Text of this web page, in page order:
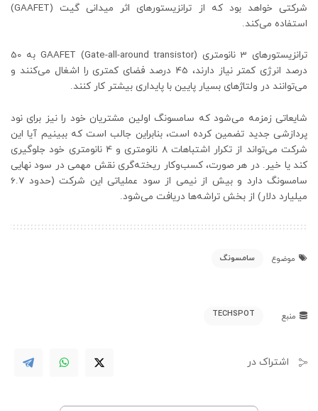
شرکتی خواهد بود که از ترانزیستورهای اثر میدانی گیت (GAAFET)
استفاده می‌کند.
ترانزیستورهای 3 نانومتری GAAFET (Gate-all-around transistor) به 50
درصد انرژی کمتر نیاز دارند، 45 درصد فضای کمتری را اشغال می‌کنند و
می‌توانند در ولتاژهای بسیار پایین با پایداری بیشتر کار کنند.
شایعاتی زمزمه می‌شود که سامسونگ اولین مشتریان خود را نیز برای نود
پردازشی جدید تضمین کرده است، بنابراین جالب است که ببینیم آیا این
شرکت می‌تواند از تکرار اشتباهات 8 نانومتری و 4 نانومتری خود جلوگیری
کند یا خیر. در هر صورت، کسب‌وکار ریخته‌گری نقش مهمی در سود نهایی
سامسونگ دارد و بیش از نیمی از سود عملیاتی این شرکت (حدود 6.7
میلیارد دلار) از بخش تراشه‌ها دریافت می‌شود.
موضوع سامسونگ
منبع TECHSPOT
اشتراک در